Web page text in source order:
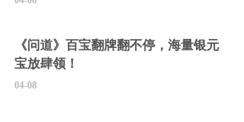
《问道》百宝翻牌翻不停，海量银元
宝放肆领！
04-08